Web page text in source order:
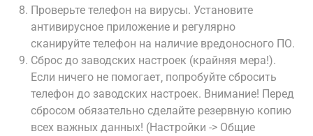
Проверьте телефон на вирусы. Установите
антивирусное приложение и регулярно
сканируйте телефон на наличие вредоносного ПО.
Сброс до заводских настроек (крайняя мера!).
Если ничего не помогает‚ попробуйте сбросить
телефон до заводских настроек. Внимание! Перед
сбросом обязательно сделайте резервную копию
всех важных данных! (Настройки -> Общие